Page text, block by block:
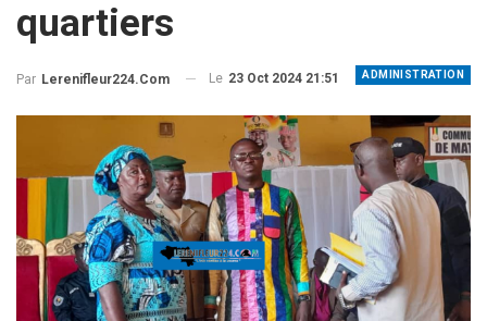
quartiers
ADMINISTRATION
Par Lerenifleur224.com Le 23 Oct 2024 21:51